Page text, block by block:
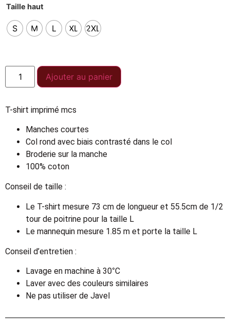
Taille haut
S M L XL 2XL
Ajouter au panier
T-shirt imprimé mcs
Manches courtes
Col rond avec biais contrasté dans le col
Broderie sur la manche
100% coton
Conseil de taille :
Le T-shirt mesure 73 cm de longueur et 55.5cm de 1/2
tour de poitrine pour la taille L
Le mannequin mesure 1.85 m et porte la taille L
Conseil d’entretien :
Lavage en machine à 30°C
Laver avec des couleurs similaires
Ne pas utiliser de Javel